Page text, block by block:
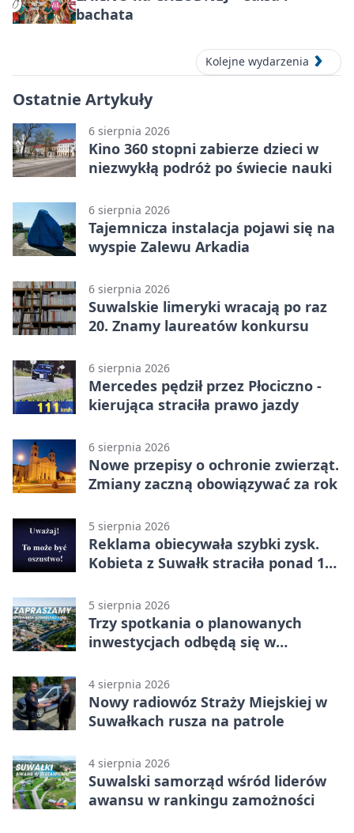
bachata
Kolejne wydarzenia
Ostatnie Artykuły
6 sierpnia 2026
Kino 360 stopni zabierze dzieci w
niezwykłą podróż po świecie nauki
6 sierpnia 2026
Tajemnicza instalacja pojawi się na
wyspie Zalewu Arkadia
6 sierpnia 2026
Suwalskie limeryki wracają po raz
20. Znamy laureatów konkursu
6 sierpnia 2026
Mercedes pędził przez Płociczno -
kierująca straciła prawo jazdy
6 sierpnia 2026
Nowe przepisy o ochronie zwierząt.
Zmiany zaczną obowiązywać za rok
5 sierpnia 2026
Reklama obiecywała szybki zysk.
Kobieta z Suwałk straciła ponad 190
5 sierpnia 2026
Trzy spotkania o planowanych
inwestycjach odbędą się w
4 sierpnia 2026
Nowy radiowóz Straży Miejskiej w
Suwałkach rusza na patrole
4 sierpnia 2026
Suwalski samorząd wśród liderów
awansu w rankingu zamożności